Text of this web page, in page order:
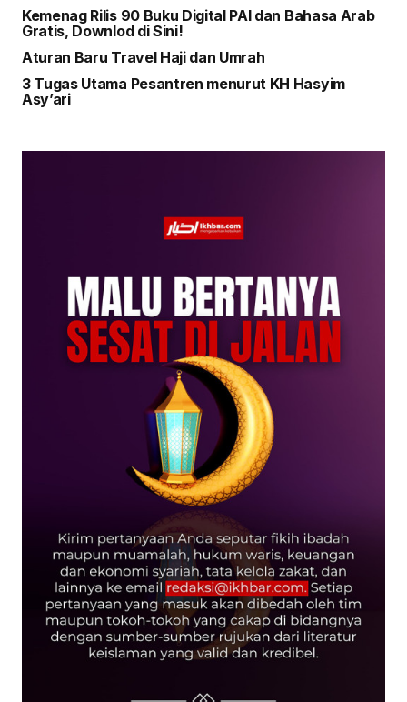
Kemenag Rilis 90 Buku Digital PAI dan Bahasa Arab
Gratis, Downlod di Sini!
Aturan Baru Travel Haji dan Umrah
3 Tugas Utama Pesantren menurut KH Hasyim
Asy’ari